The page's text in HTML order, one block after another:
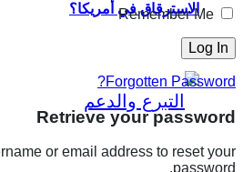
الاسترقاق في أمريكا؟
Remember Me
Forgotten Password?
Retrieve your password
or email address to reset your
password.